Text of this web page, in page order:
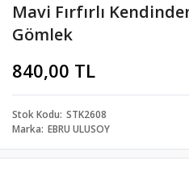
Mavi Fırfırlı
Gömlek
840,00 TL
Stok Kodu STK2608
Marka EBRU ULUSOY